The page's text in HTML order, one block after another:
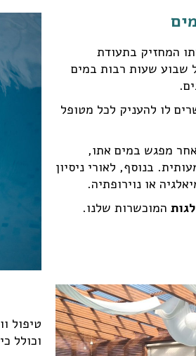
המחזיק בתעודת
שבוע שעות רבות במים
לו להעניק לכל מטופל
מפגש במים אתו,
בנוסף, לאורי ניסיון
או נוירופתיה.
המוכשרות שלנו.
וכולל